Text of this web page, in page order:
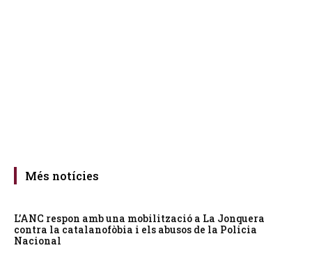
Més notícies
L’ANC respon amb una mobilització a La Jonquera
contra la catalanofòbia i els abusos de la Policia
Nacional